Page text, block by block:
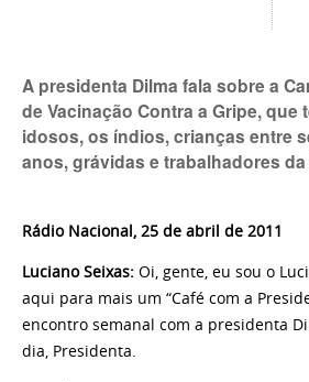
A presidenta Dilma fala sobre a
de Vacinação Contra a Gripe, que
idosos, os índios, crianças entre
anos, grávidas e trabalhadores
Rádio Nacional, 25 de abril de 2011
Luciano Seixas: Oi, gente, eu sou o
aqui para mais um “Café com a
encontro semanal com a presidenta
dia, Presidenta.